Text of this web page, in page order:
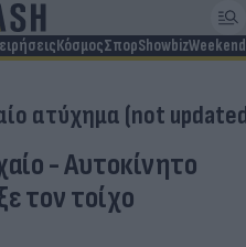
ΚόσμοςΣπορShowbizWeekend
ατύχημα (not
- Αυτοκίνητο
τον τοίχο